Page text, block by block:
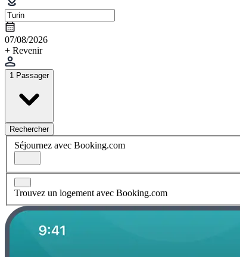
07/08/2026
+ Revenir
1 Passager
Rechercher
Séjournez avec Booking.com
Trouvez un logement avec Booking.com